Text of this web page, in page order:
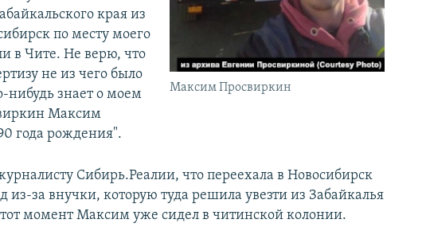
Максим Просвиркин
края из
по месту моего
в Чите. Не верю, что
не из чего было
нибудь знает о моем
Максим
года рождения".
Сибирь.Реалии, что переехала в Новосибирск
из-за внучки, которую туда решила увезти из Забайкалья
момент Максим уже сидел в читинской колонии.